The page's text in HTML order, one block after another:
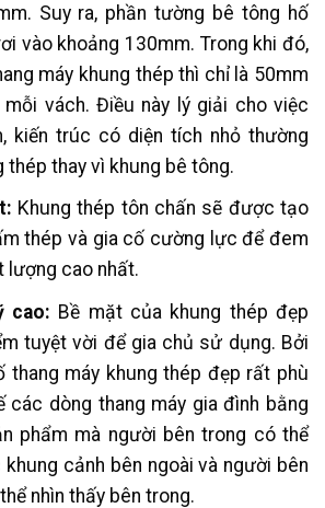
Suy ra, phần tường bê tông hố
vào khoảng 130mm. Trong khi đó,
máy khung thép thì chỉ là 50mm
mỗi vách. Điều này lý giải cho việc
kiến trúc có diện tích nhỏ thường
thép thay vì khung bê tông.
Khung thép tôn chấn sẽ được tạo
thép và gia cố cường lực để đem
lượng cao nhất.
cao: Bề mặt của khung thép đẹp
tuyệt vời để gia chủ sử dụng. Bởi
thang máy khung thép đẹp rất phù
các dòng thang máy gia đình bằng
phẩm mà người bên trong có thể
cảnh bên ngoài và người bên
nhìn thấy bên trong.